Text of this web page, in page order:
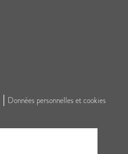
Données personnelles et cookies